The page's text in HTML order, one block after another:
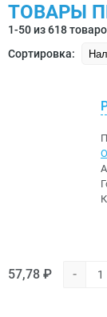
ТОВАРЫ
1-50 из 618
Сортировка:
57,78 ₽ -